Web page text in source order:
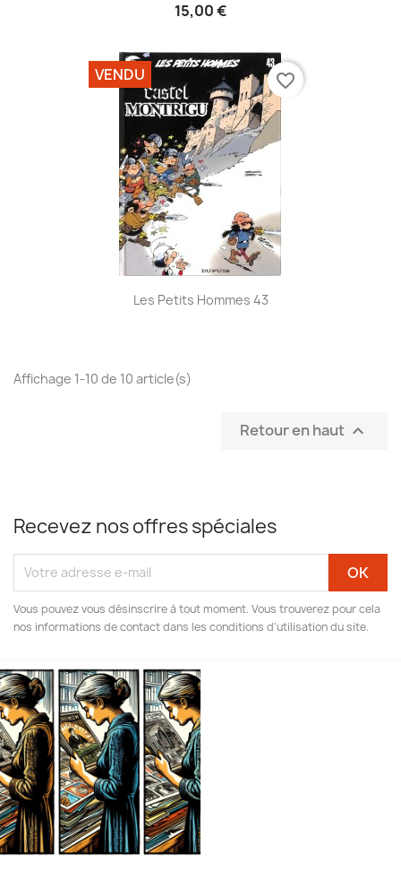
15,00 €
Les Petits Hommes 43
VENDU favorite_border
Affichage 1-10 de 10 article(s)
Retour en haut 
Recevez nos offres spéciales
Vous pouvez vous désinscrire à tout moment. Vous trouverez pour cela
nos informations de contact dans les conditions d'utilisation du site.